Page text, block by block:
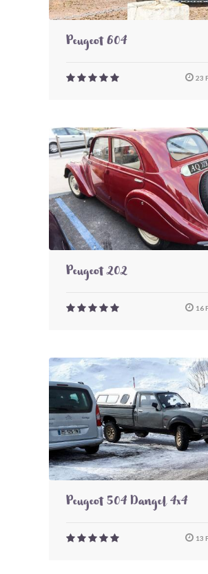
Peugeot 604
23
Peugeot 202
16
Peugeot 504 Dangel 4x4
13